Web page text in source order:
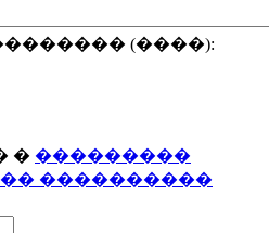
(����):
� ���������
����������